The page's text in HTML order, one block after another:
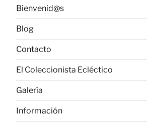
Bienvenid@s
Blog
Contacto
El Coleccionista Ecléctico
Galería
Información